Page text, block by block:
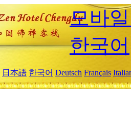
모바
한국어
日本語 한국어 Deutsch Français